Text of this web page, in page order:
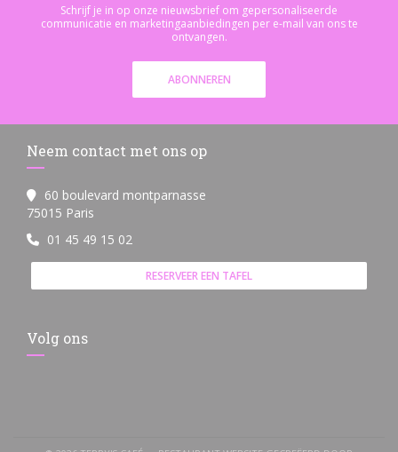
Schrijf je in op onze nieuwsbrief om gepersonaliseerde
communicatie en marketingaanbiedingen per e-mail van ons te
ontvangen.
ABONNEREN
Neem contact met ons op
60 boulevard montparnasse
75015 Paris
01 45 49 15 02
RESERVEER EEN TAFEL
Volg ons